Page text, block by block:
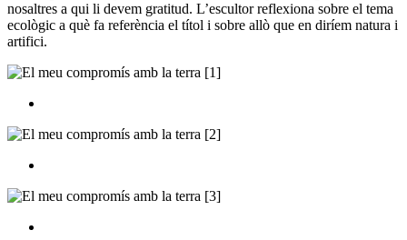
nosaltres a qui li devem gratitud. L’escultor reflexiona sobre el tema
ecològic a què fa referència el títol i sobre allò que en diríem natura i
artifici.